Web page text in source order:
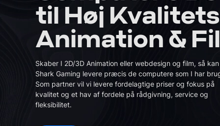
Book en Haj
Book en gratis samtale
Få personlig rådgivning
og find den perfekte
Gaming PC
Skærm Gamer stol
Harddisk og SSD Netværk
GTA5 Gaming PC Valorant Gaming PC
til Høj Kvalitets
Animation &
Skaber I 2D/3D Animation eller webdesign og film, så kan
Shark Gaming levere præcis de computere som I har
Som partner vil vi levere fordelagtige priser og fokus på
kvalitet og et hav af fordele på rådgivning, service og
fleksibilitet.